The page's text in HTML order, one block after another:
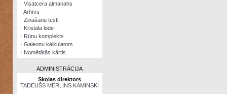
· Visatcera almanahs
· Arhīvs
· Zināšanu testi
· Kristāla lode
· Rūnu komplekts
· Galeonu kalkulators
· Nomētātās kārtis
ADMINISTRĀCIJA
Skolas direktors
TADEUŠS MERLINS KAMINSKI